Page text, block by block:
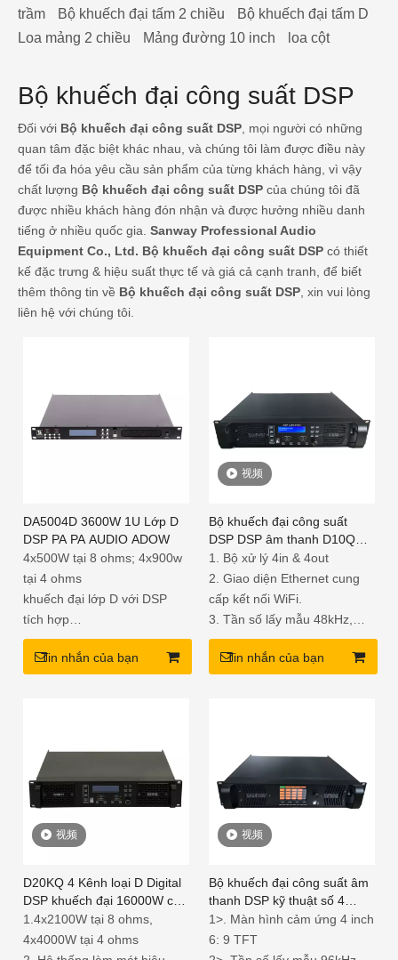
trầm
Bộ khuếch đại tấm 2 chiều
Bộ khuếch đại tấm D
Loa mảng 2 chiều
Mảng đường 10 inch loa cột
Bộ khuếch đại công suất DSP
Đối với Bộ khuếch đại công suất DSP , mọi người có những
quan tâm đặc biệt khác nhau, và chúng tôi làm được điều này
để tối đa hóa yêu cầu sản phẩm của từng khách hàng, vì vậy
chất lượng Bộ khuếch đại công suất DSP của chúng tôi đã
được nhiều khách hàng đón nhận và được hưởng nhiều danh
tiếng ở nhiều quốc gia. Sanway Professional Audio
Equipment Co., Ltd. Bộ khuếch đại công suất DSP có thiết
kế đặc trưng & hiệu suất thực tế và giá cả cạnh tranh, để biết
thêm thông tin về Bộ khuếch đại công suất DSP , xin vui lòng
liên hệ với chúng tôi.
DA5004D 3600W 1U Lớp D
DSP PA PA AUDIO ADOW
4x500W tại 8 ohms; 4x900w
tại 4 ohms
khuếch đại lớp D với DSP
tích hợp
Hiệu quả cao và nhỏ gọn và
nhẹTin nhắn của bạn
视频
Bộ khuếch đại công suất
DSP DSP âm thanh D10Q
4CH với Ethernet
1. Bộ xử lý 4in & 4out
2. Giao diện Ethernet cung
cấp kết nối WiFi.
3. Tần số lấy mẫu 48kHz,
DSP điểm cố định 48 bit, bộ
chuyển đổi A/D và D/A 24 bit
Tin nhắn của bạn
视频
D20KQ 4 Kênh loại D Digital
DSP khuếch đại 16000W cho
loa siêu trầm
1.4x2100W tại 8 ohms,
4x4000W tại 4 ohms
视频
Bộ khuếch đại công suất âm
thanh DSP kỹ thuật số 4
kênh Sanway với màn hình
cảm ứng DP10Q
1>. Màn hình cảm ứng 4 inch
6: 9 TFT